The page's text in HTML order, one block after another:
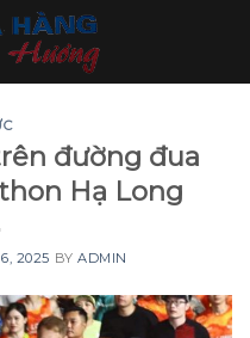
đường đua
Hạ Long
2025 BYADMIN